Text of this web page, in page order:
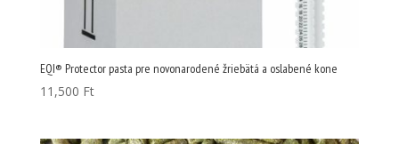
EQI® Protector pasta pre novonarodené žriebätá a oslabené kone
11,500 Ft